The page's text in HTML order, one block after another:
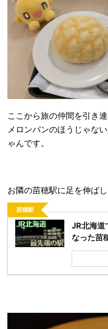
ここから旅の仲間を引き連
メロンパンのほうじゃな
ゃんです。
お隣の苗穂駅に足を伸ば
苗穂駅
JR北海道
なった苗